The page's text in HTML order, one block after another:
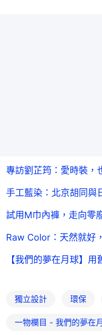
專訪劉芷筠：愛時裝，
手工藍染：北京胡同與
試用M巾內褲，走向零
Raw Color：天然就好
【我們的夢在月球】
獨立設計 環保
一物欄目 - 我們的夢在